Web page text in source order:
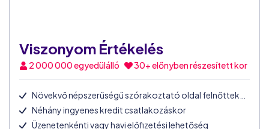
Viszonyom Értékelés
2 000 000egyedülálló 30+ előnyben részesített kor
Néhány ingyenes kredit csatlakozáskor
Üzenetenkénti vagy havi előfizetési lehetőség